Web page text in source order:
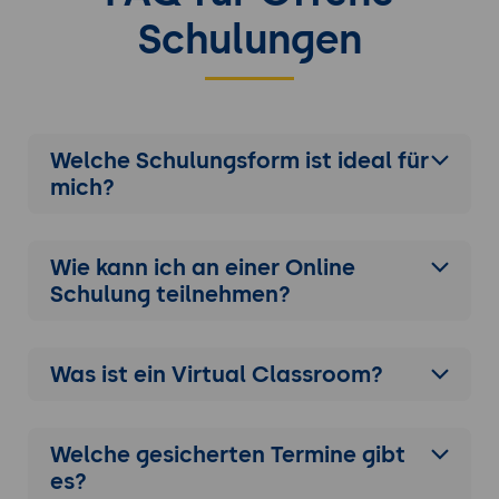
Schulungen
Welche Schulungsform ist ideal für
mich?
Wie kann ich an einer Online
Schulung teilnehmen?
Was ist ein Virtual Classroom?
Welche gesicherten Termine gibt
es?